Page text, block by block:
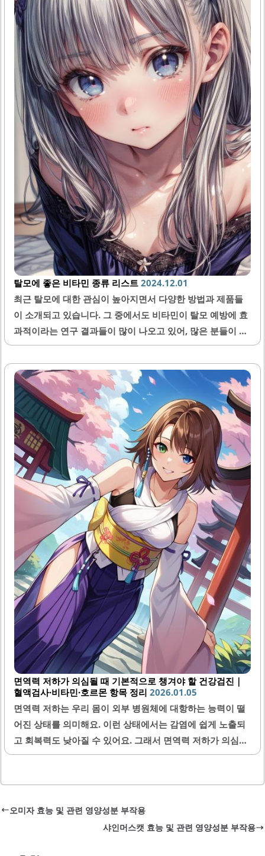
로 손끝이나 발끝에서 감각이 무뎌지고 저린 증상이 나타나
며, 뜨거운 자극을 잘 느끼지 못하는 경우가 많아요. 이러한
증상은 신경 손상이 점차 진행되며 발생하기 때문에 조기에
발견하면 치료 효과가..
탈모에 좋은 비타민 종류 리스트 2024.12.01
최근 탈모에 대한 관심이 높아지면서 다양한 방법과 제품들
이 소개되고 있습니다. 그 중에서도 비타민이 탈모 예방에 효
과적이라는 연구 결과들이 많이 나오고 있어, 많은 분들이 어
떤 비타민이 도움이 될지 궁금해하실 겁니다. 이번 글에서는
탈모에 좋은 비타민 종류에 대해 구체적으로 살펴보도록 하
겠습니다. 비타민 A 비타민 A는 모발 성장과 두피 건강에 중
요한 역할을 합니다. 이 비타민은 피부 세포의 회복과 재생에
기여하며, 두피의 피지 분비를 조절하여 건조함을 예방합니
다. 특히, 비타민 A가 부족할 경우 모발이 쉽게 빠질 수 있으
므로 적절한 섭취가 필요합니다. 이 비타민은 당근, 고구마,
시금치 같은 채소나 간, 달걀 노른자와 같은 동물성 식품에서
풍부하게 포함되어 있습니다. 비타민 B군 비타민 B군은 탈모
예방과 관련하여 다양한..
면역력 저하가 의심될 때 기본적으로 챙겨야 할 건강검진｜
혈액검사·비타민·호르몬 항목 정리 2026.01.05
면역력 저하는 우리 몸이 외부 병원체에 대항하는 능력이 떨
어진 상태를 의미해요. 이런 상태에서는 감염에 쉽게 노출되
고 회복력도 낮아질 수 있어요. 그래서 면역력 저하가 의심될
때는 건강검진을 통해 정확한 상태를 확인하는 것이 중요해
본적인 검진 항목들을 챙기는 것이 좋아요. 이번 글에서는 이
항목들이 왜 필요한지, 어떤 점들을 주의해야 하는지 상세히
우리 몸의 방어 시스템을 의미해요. 따라서 혈액검사는 면역
오미자 효능 및 관련 영양성분 부작용
샤인머스캣 효능 및 관련 영양성분 부작용